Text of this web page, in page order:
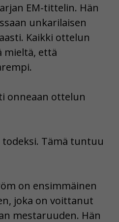
EM-tittelin. Hän
unkarilaisen
Kaikki ottelun
mieltä, että
onneaan ottelun
todeksi. Tämä tuntuu
on ensimmäinen
joka on voittanut
mestaruuden. Hän